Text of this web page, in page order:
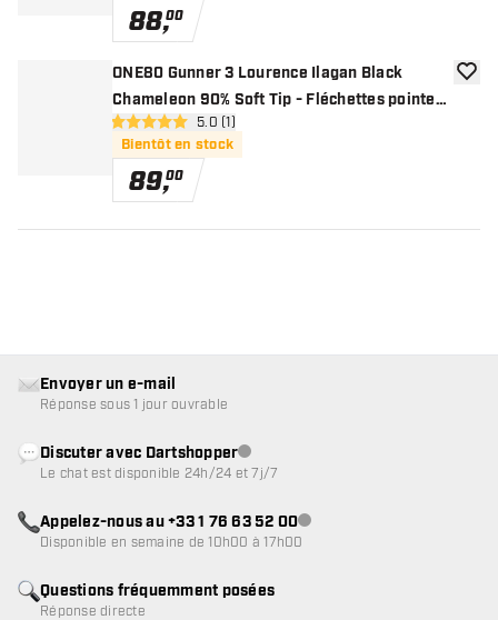
88,00
ONE80 Gunner 3 Lourence Ilagan Black
Chameleon 90% Soft Tip - Fléchettes pointe
Plastiqueouvrir le panneau des avis
5 étoiles de notation
5.0 (1)
Bientôt en stock
89,00
Questions fréquemment posées
Réponse directe
Envoyer un e-mail
Réponse sous 1 jour ouvrable
Discuter avec DartshopperService client indisponible
Le chat est disponible 24h/24 et 7j/7
Appelez-nous au +33 1 76 63 52 00Service client indisponible
Disponible en semaine de 10h00 à 17h00